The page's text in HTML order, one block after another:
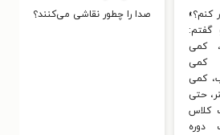
کنم؟»
گفتم:
کمی
کمی
کمی
حتی
کلاس
دوره
صدا را چطور نقاشی می‌کنند؟